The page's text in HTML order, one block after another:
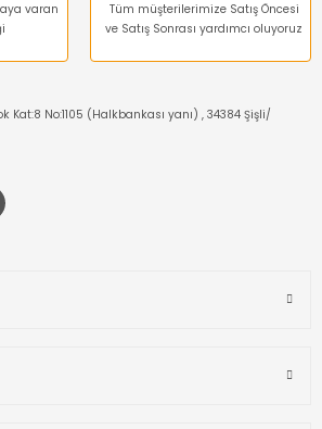
varan
Tüm müşterilerimize Satış Öncesi
ve Satış Sonrası yardımcı oluyoruz
Kat:8 No:1105 (Halkbankası yanı) , 34384 Şişli/